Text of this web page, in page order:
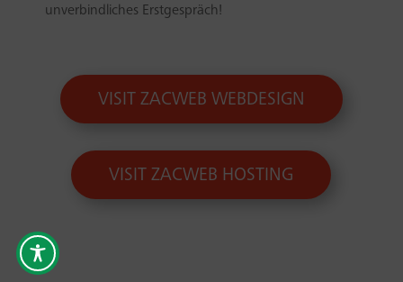
unverbindliches Erstgespräch!
VISIT ZACWEB WEBDESIGN
VISIT ZACWEB HOSTING